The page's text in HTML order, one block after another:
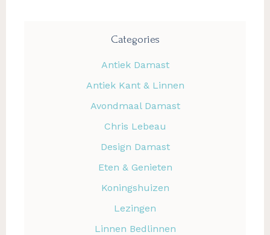
Categories
Antiek Damast
Antiek Kant & Linnen
Avondmaal Damast
Chris Lebeau
Design Damast
Eten & Genieten
Koningshuizen
Lezingen
Linnen Bedlinnen